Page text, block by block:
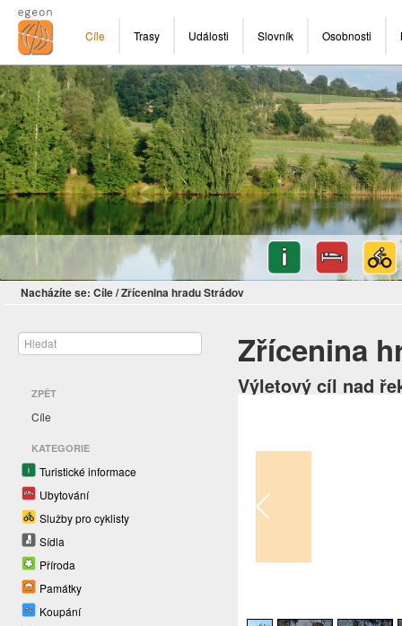
Cíle Trasy Události Slovník Osobnosti
Nacházíte se: Cíle/Zřícenina hradu Strádov
ZPĚT
Cíle
KATEGORIE
Turistické informace
Ubytování
Služby pro cyklisty
Sídla
Příroda
Památky
Koupání
Zřícenina
Výletový cíl nad